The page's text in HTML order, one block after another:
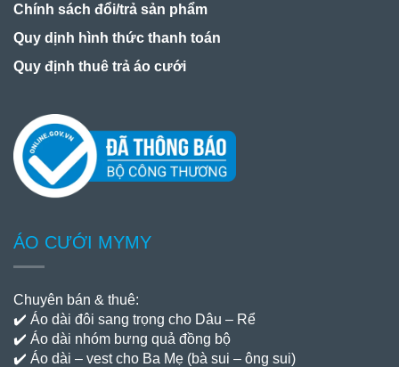
Chính sách đổi/trả sản phẩm
Quy dịnh hình thức thanh toán
Quy định thuê trả áo cưới
ÁO CƯỚI MYMY
Chuyên bán & thuê:
✔️ Áo dài đôi sang trọng cho Dâu – Rể
✔️ Áo dài nhóm bưng quả đồng bộ
✔️ Áo dài – vest cho Ba Mẹ (bà sui – ông sui)